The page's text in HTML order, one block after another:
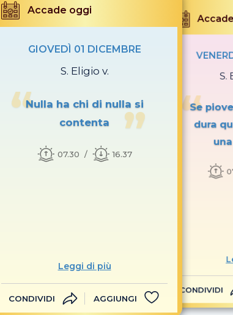
Accade oggi
GIOVEDÌ 01 DICEMBRE
S. Eligio v.
Nulla ha chi di nulla si
contenta
07.30 16.37
Leggi di più
CONDIVIDI AGGIUNGI
S.
Se
dura
CONDIVIDI